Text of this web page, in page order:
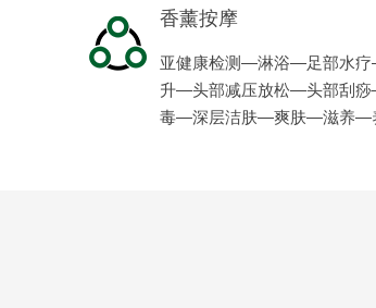
香薰按摩
亚健康检测—淋浴—足部水
升—头部减压放松—头部刮
毒—深层洁肤—爽肤—滋养—